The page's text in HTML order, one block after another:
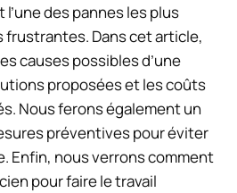
des pannes les plus
Dans cet article,
causes possibles d’une
proposées et les coûts
Nous ferons également un
préventives pour éviter
Enfin, nous verrons comment
pour faire le travail